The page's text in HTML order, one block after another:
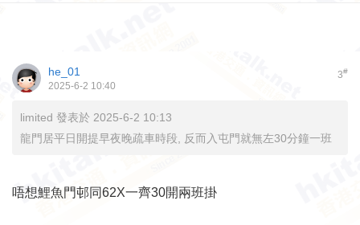
3#
he_01
2025-6-2 10:40
limited 發表於 2025-6-2 10:13
龍門居平日開提早夜晚疏車時段, 反而入屯門就無左30分鐘一班
唔想鯉魚門邨同62X一齊30開兩班掛